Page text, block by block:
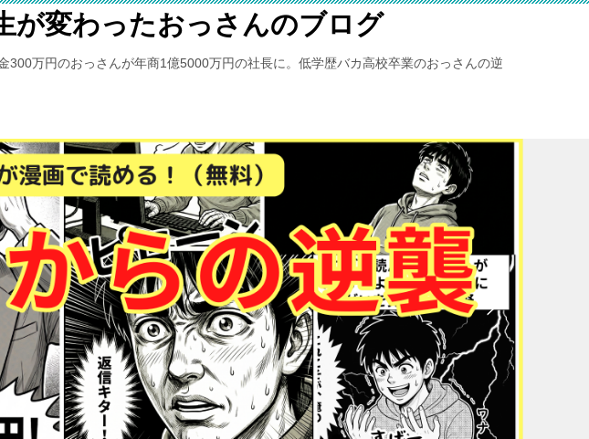
が変わったおっさんのブログ
300万円のおっさんが年商1億5000万円の社長に。低学歴バカ高校卒業のおっさんの逆